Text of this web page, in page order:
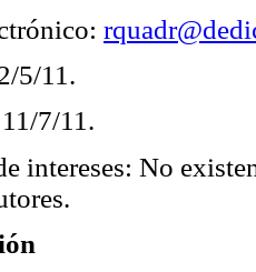
5/11.
7/11.
intereses: No